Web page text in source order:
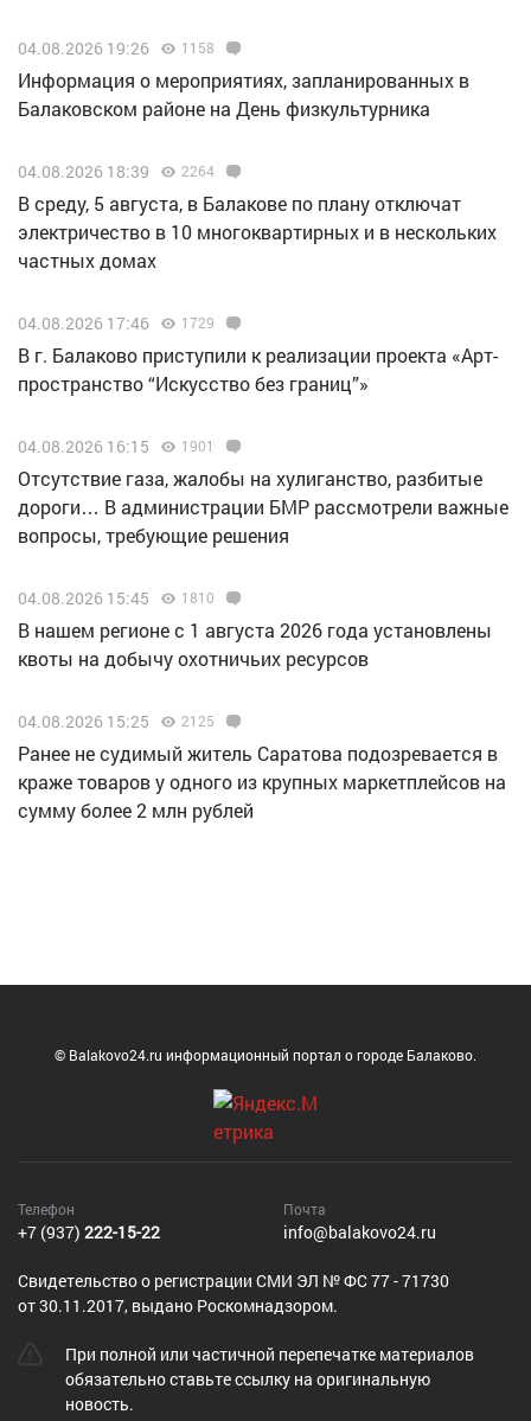
04.08.2026 19:26 1158
Информация о мероприятиях, запланированных в
Балаковском районе на День физкультурника
04.08.2026 18:39 2264
В среду, 5 августа, в Балакове по плану отключат
электричество в 10 многоквартирных и в нескольких
частных домах
04.08.2026 17:46 1729
В г. Балаково приступили к реализации проекта «Арт-
пространство “Искусство без границ”»
04.08.2026 16:15 1901
Отсутствие газа, жалобы на хулиганство, разбитые
дороги… В администрации БМР рассмотрели важные
вопросы, требующие решения
04.08.2026 15:45 1810
В нашем регионе с 1 августа 2026 года установлены
квоты на добычу охотничьих ресурсов
04.08.2026 15:25 2125
Ранее не судимый житель Саратова подозревается в
краже товаров у одного из крупных маркетплейсов на
сумму более 2 млн рублей
© Balakovo24.ru информационный портал о городе Балаково.
Телефон
+7 (937) 222-15-22
Почта
info@balakovo24.ru
Cвидетельство о регистрации СМИ ЭЛ № ФС 77 - 71730
от 30.11.2017, выдано Роскомнадзором.
При полной или частичной перепечатке материалов
обязательно ставьте ссылку на оригинальную
новость.